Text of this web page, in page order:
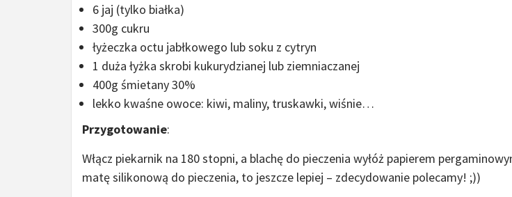
6 jaj (tylko białka)
300g cukru
łyżeczka octu jabłkowego lub soku z cytryn
1 duża łyżka skrobi kukurydzianej lub ziemniaczanej
400g śmietany 30%
lekko kwaśne owoce: kiwi, maliny, truskawki, wiśnie…
Przygotowanie:
Włącz piekarnik na 180 stopni, a blachę do pieczenia wyłóż papierem
matę silikonową do pieczenia, to jeszcze lepiej – zdecydowanie polecamy! ;))